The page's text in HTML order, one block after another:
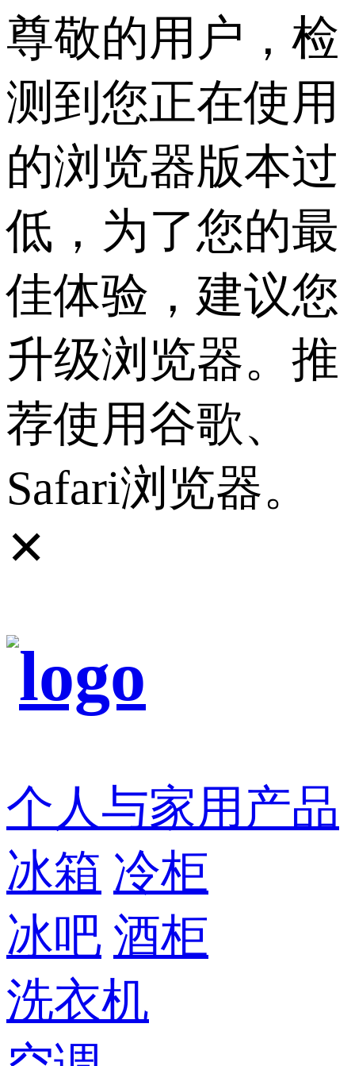
尊敬的用户，检
测到您正在使用
的浏览器版本过
低，为了您的最
佳体验，建议您
升级浏览器。推
荐使用谷歌、
Safari浏览器。
✕
个人与家用产品
冰箱 冷柜
冰吧 酒柜
洗衣机